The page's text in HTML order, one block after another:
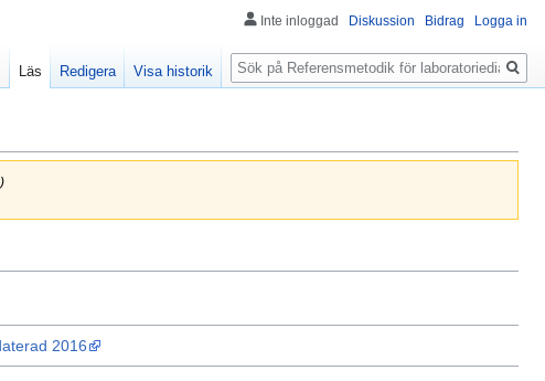
)
2016
Inte inloggad Diskussion Bidrag Logga in
Läs Redigera Visa historik
Sök